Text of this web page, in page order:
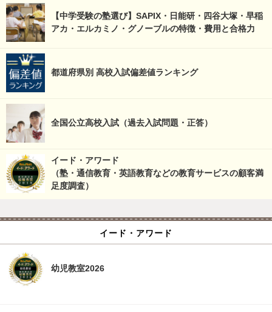
【中学受験の塾選び】SAPIX・日能研・四谷大塚・早稲
アカ・エルカミノ・グノーブルの特徴・費用と合格力
都道府県別 高校入試偏差値ランキング
全国公立高校入試（過去入試問題・正答）
イード・アワード
（塾・通信教育・英語教育などの教育サービスの顧客満
足度調査）
イード・アワード
幼児教室2026